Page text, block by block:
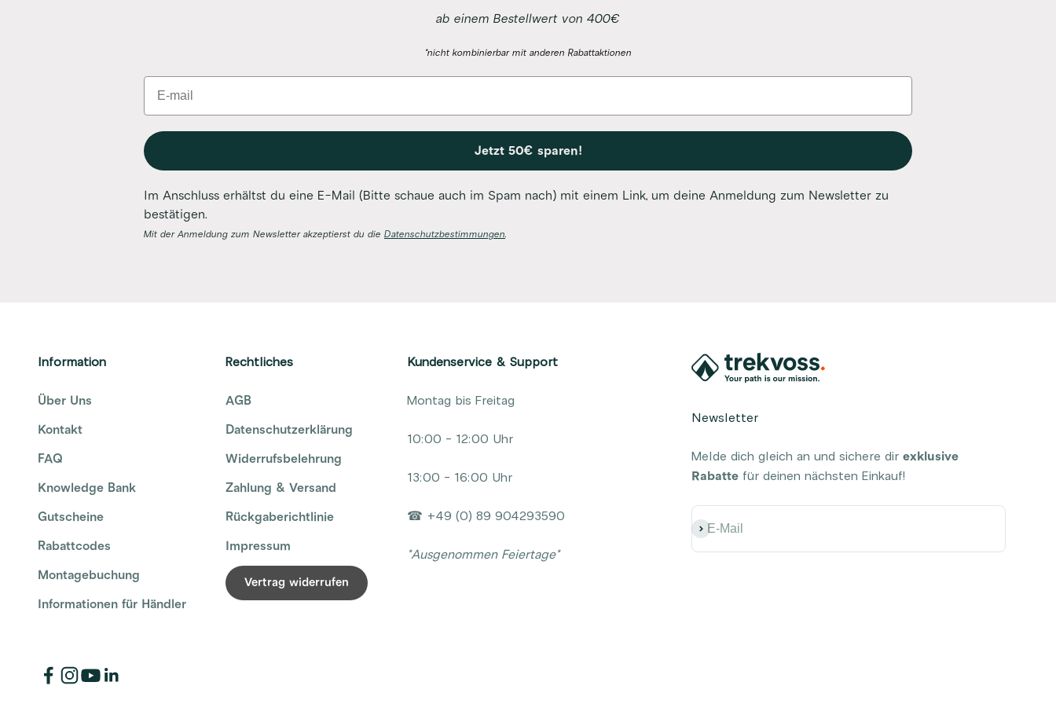
ab einem Bestellwert von 400€
*nicht kombinierbar mit anderen Rabattaktionen
Email
Jetzt 50€ sparen!
Im Anschluss erhältst du eine E-Mail (Bitte schaue auch im Spam nach) mit einem Link, um deine Anmeldung zum Newsletter zu
bestätigen.
Mit der Anmeldung zum Newsletter akzeptierst du die Datenschutzbestimmungen.
Information
Über Uns
Kontakt
FAQ
Knowledge Bank
Gutscheine
Rabattcodes
Montagebuchung
Informationen für Händler
Rechtliches
AGB
Datenschutzerklärung
Widerrufsbelehrung
Zahlung & Versand
Rückgaberichtlinie
Impressum
Vertrag widerrufen
Kundenservice & Support
Montag bis Freitag
10:00 - 12:00 Uhr
13:00 - 16:00 Uhr
☎ +49 (0) 89 904293590
*Ausgenommen Feiertage*
Newsletter
Melde dich gleich an und sichere dir exklusive
Rabatte für deinen nächsten Einkauf!
E-Mail
Abonnieren